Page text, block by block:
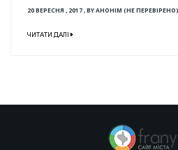
20 ВЕРЕСНЯ , 2017,BYАНОНІМ (НЕ ПЕРЕВІРЕНО)
ЧИТАТИ ДАЛІ